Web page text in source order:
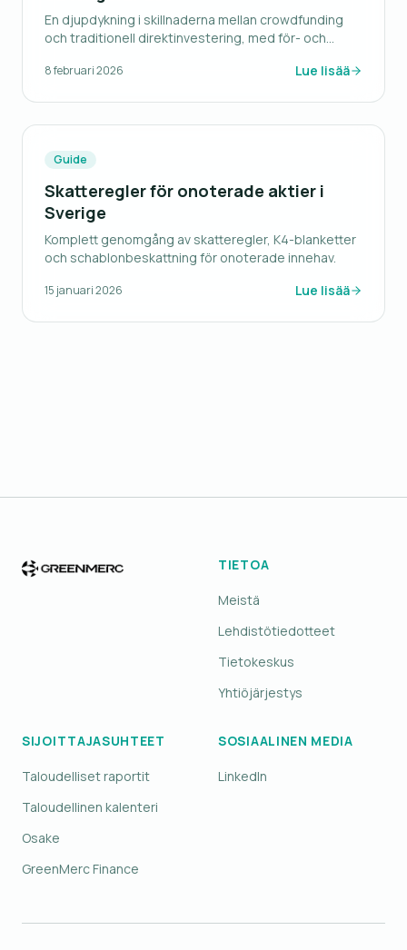
En djupdykning i skillnaderna mellan crowdfunding
och traditionell direktinvestering, med för- och
8 februari 2026 Lue lisää
Guide
Skatteregler för onoterade aktier i
Sverige
Komplett genomgång av skatteregler, K4-blanketter
och schablonbeskattning för onoterade innehav.
15 januari 2026 Lue lisää
TIETOA
Meistä
Lehdistötiedotteet
Tietokeskus
Yhtiöjärjestys
SIJOITTAJASUHTEET
Taloudelliset raportit
Taloudellinen kalenteri
Osake
GreenMerc Finance
SOSIAALINEN MEDIA
LinkedIn